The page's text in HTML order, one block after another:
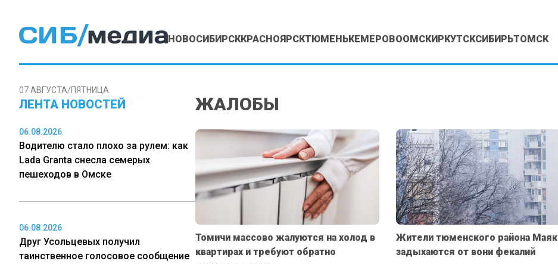
НОВОСИБИРСККРАСНОЯРСКТЮМЕНЬКЕМЕРОВООМСКИРКУТСКСИБИРЬТОМСК
07 АВГУСТА/ПЯТНИЦА
ЛЕНТА НОВОСТЕЙ
06.08.2026
Водителю стало плохо за рулем: как
Lada Granta снесла семерых
пешеходов в Омске
06.08.2026
Друг Усольцевых получил
таинственное голосовое сообщение
ЖАЛОБЫ
Томичи массово жалуются на холод в
квартирах и требуют обратно
Жители тюменского района Маяк
задыхаются от вони фекалий